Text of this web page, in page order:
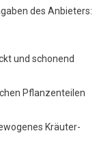
des Anbieters:
und schonend
Pflanzenteilen
Kräuter-